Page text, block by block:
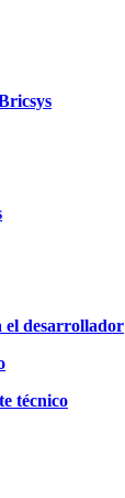
el desarrollador
técnico